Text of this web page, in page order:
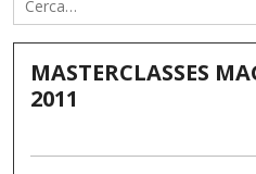
MASTERCLASSES
2011